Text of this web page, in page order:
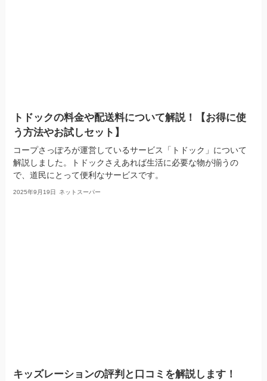
トドックの料金や配送料について解説！【お得に使
う方法やお試しセット】
コープさっぽろが運営しているサービス「トドック」について
解説しました。トドックさえあれば生活に必要な物が揃うの
で、道民にとって便利なサービスです。
2025年9月19日 ネットスーパー
キッズレーションの評判と口コミを解説します！